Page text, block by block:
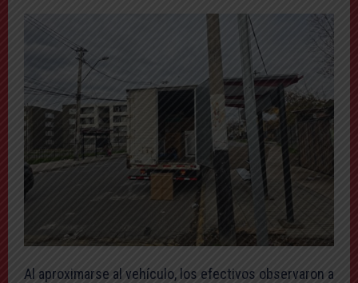
Al aproximarse al vehículo, los efectivos observaron a